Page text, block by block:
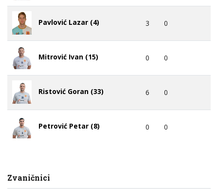
Pavlović Lazar (4) 3 0
Mitrović Ivan (15) 0 0
Ristović Goran (33) 6 0
Petrović Petar (8) 0 0
Zvaničnici